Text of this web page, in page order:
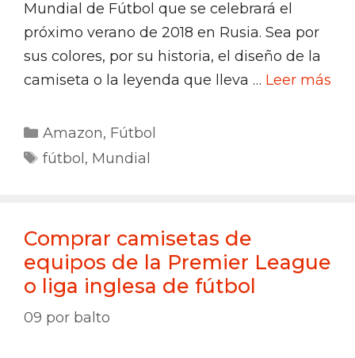
Mundial de Fútbol que se celebrará el
próximo verano de 2018 en Rusia. Sea por
sus colores, por su historia, el diseño de la
camiseta o la leyenda que lleva … Leer más
Categorías
Amazon, Fútbol
Etiquetas
fútbol , Mundial
Comprar camisetas de
equipos de la Premier League
o liga inglesa de fútbol
09 por balto